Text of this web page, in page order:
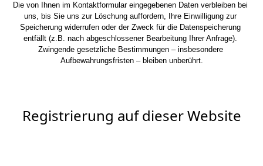
Die von Ihnen im Kontaktformular eingegebenen Daten verbleiben bei
uns, bis Sie uns zur Löschung auffordern, Ihre Einwilligung zur
Speicherung widerrufen oder der Zweck für die Datenspeicherung
entfällt (z.B. nach abgeschlossener Bearbeitung Ihrer Anfrage).
Zwingende gesetzliche Bestimmungen – insbesondere
Aufbewahrungsfristen – bleiben unberührt.
Registrierung auf dieser Website